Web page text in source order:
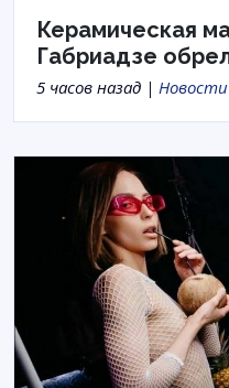
Керамическая
Габриадзе
5 часов назад | Новости